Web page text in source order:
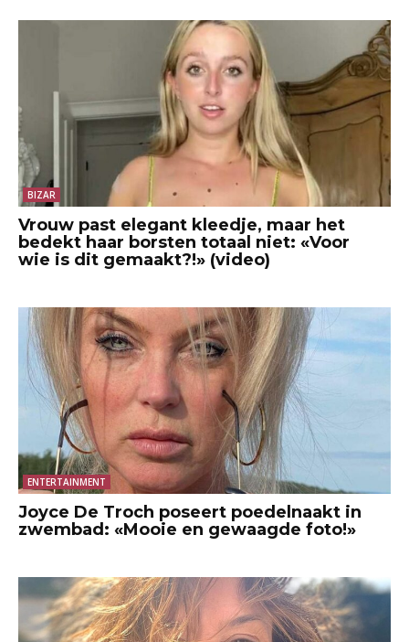
BIZAR
Vrouw past elegant kleedje, maar het
bedekt haar borsten totaal niet: «Voor
wie is dit gemaakt?!» (video)
ENTERTAINMENT
Joyce De Troch poseert poedelnaakt in
zwembad: «Mooie en gewaagde foto!»